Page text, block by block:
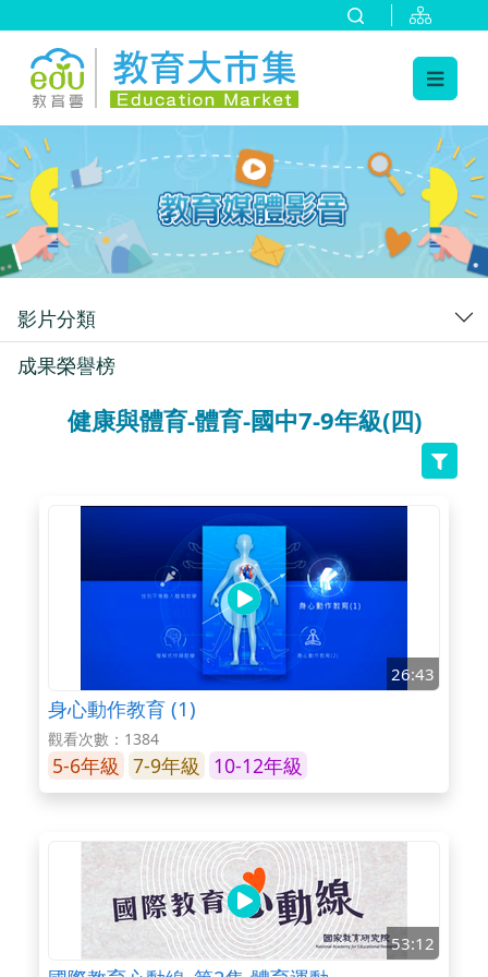
:::
影片分類
成果榮譽榜
健康與體育-體育-國中7-9年級(四)
26:43
身心動作教育 (1)
觀看次數：1384
5-6年級 7-9年級 10-12年級
53:12